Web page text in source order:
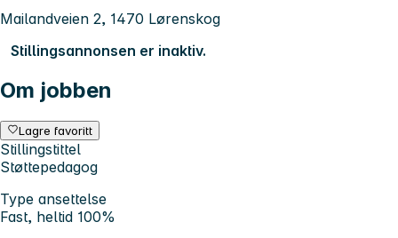
Mailandveien 2, 1470 Lørenskog
Stillingsannonsen er inaktiv.
Om jobben
Lagre favoritt
Stillingstittel
Støttepedagog
Type ansettelse
Fast, heltid 100%